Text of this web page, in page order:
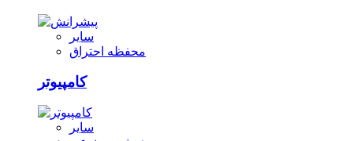
سایر
محفظه احتراق
کامپیوتر
سایر